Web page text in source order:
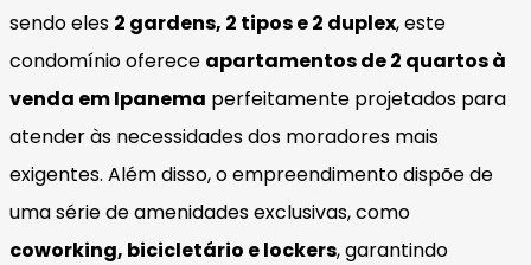
sendo eles 2 gardens, 2 tipos e 2 duplex, este
condomínio oferece apartamentos de 2 quartos à
venda em Ipanema perfeitamente projetados para
atender às necessidades dos moradores mais
exigentes. Além disso, o empreendimento dispõe de
uma série de amenidades exclusivas, como
coworking, bicicletário e lockers, garantindo